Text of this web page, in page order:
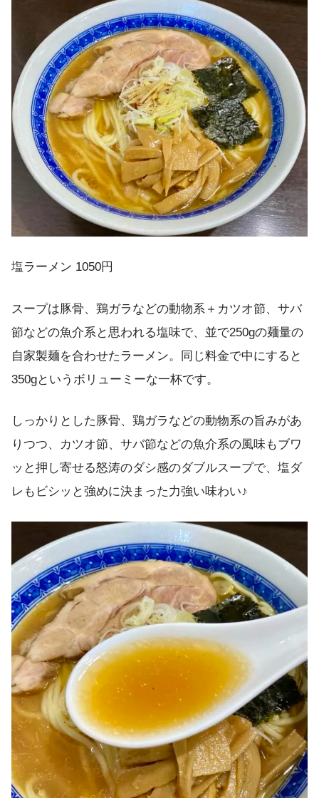
塩ラーメン 1050円
スープは豚骨、鶏ガラなどの動物系＋カツオ節、サバ
節などの魚介系と思われる塩味で、並で250gの麺量の
自家製麺を合わせたラーメン。同じ料金で中にすると
350gというボリューミーな一杯です。
しっかりとした豚骨、鶏ガラなどの動物系の旨みがあ
りつつ、カツオ節、サバ節などの魚介系の風味もブワ
ッと押し寄せる怒涛のダシ感のダブルスープで、塩ダ
レもビシッと強めに決まった力強い味わい♪